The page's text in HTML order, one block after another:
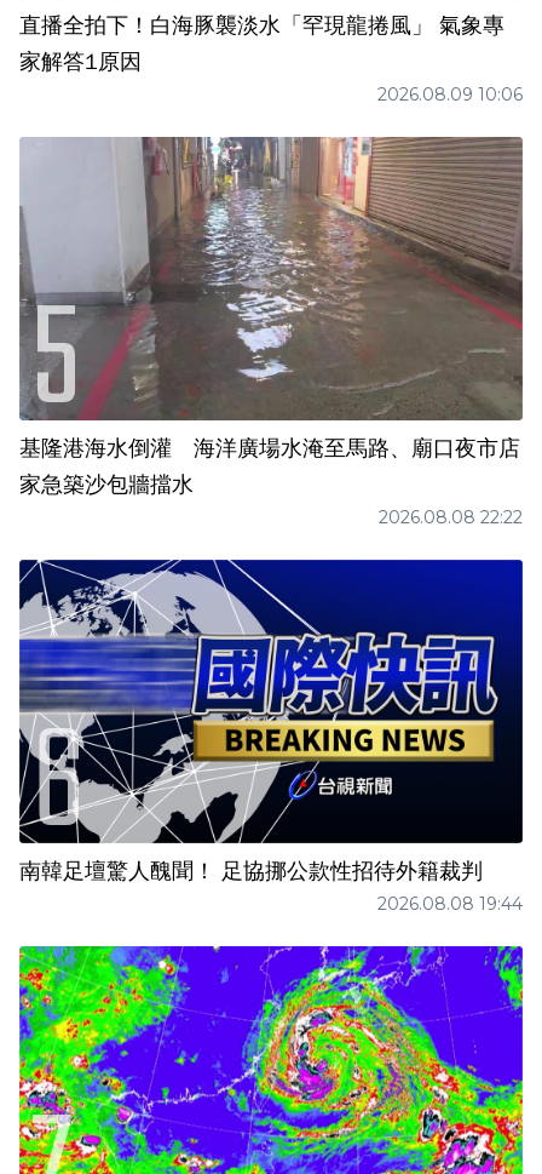
直播全拍下！白海豚襲淡水「罕現龍捲風」 氣象專
家解答1原因
2026.08.09 10:06
基隆港海水倒灌 海洋廣場水淹至馬路、廟口夜市店
家急築沙包牆擋水
2026.08.08 22:22
南韓足壇驚人醜聞！ 足協挪公款性招待外籍裁判
2026.08.08 19:44